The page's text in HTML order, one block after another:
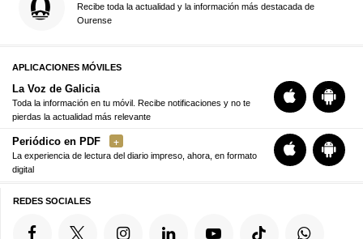
Recibe toda la actualidad y la información más destacada de
Ourense
APLICACIONES MÓVILES
La Voz de Galicia
Toda la información en tu móvil. Recibe notificaciones y no te
pierdas la actualidad más relevante
Periódico en PDF
La experiencia de lectura del diario impreso, ahora, en formato
digital
REDES SOCIALES